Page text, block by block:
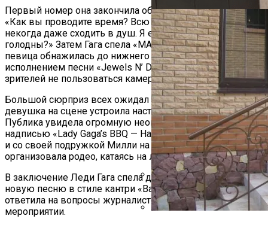
Облицовочный
Первый номер она закончила обращением к публике:
«Как вы проводите время? Всю неделю я веселюсь,
некогда даже сходить в душ. Я ем и пью. А вы не
голодны?» Затем Гага спела «MANiCURE», при этом
певица обнажилась до нижнего белья. Перед
исполнением песни «Jewels N’ Drugs» Гага попросила
зрителей не пользоваться камерами и телефонами.
Большой сюрприз всех ожидал во время песни «Swine»,
девушка на сцене устроила настоящее барбекю.
Публика увидела огромную неоновую вывеску с
надписью «Lady Gaga’s BBQ — Haus of Swine». Позже Гага
и со своей подружкой Милли на той же сцене
организовала родео, катаясь на латунной свинье.
В заключение Леди Гага спела для гостей фестиваля
новую песню в стиле кантри «Bad Romance», а затем
ответила на вопросы журналистов, аккредитованных на
мероприятии.